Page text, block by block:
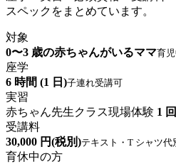
スペックをまとめています。
対象
0〜3 歳の赤ちゃんがいるママ育
座学
6 時間 (1 日)子連れ受講可
実習
赤ちゃん先生クラス現場体験 1 回
受講料
30,000 円(税別)テキスト・T シャツ代
育休中の方